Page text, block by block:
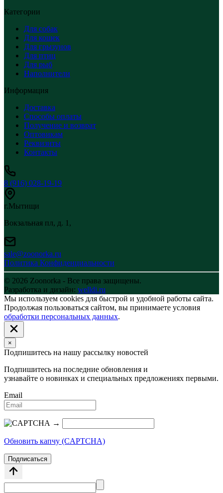
Категории
Для собак
Для кошек
Для грызунов
Для птиц
Для рыб
Наполнители
Информация
Доставка
Способы оплаты
Получение и возврат
Оптовикам
Реквизиты
Контакты
8 (916) 028-19-19
г.Мытищи
Вокзальная пл, д. 1,
sale@zoonorka.ru
Политика Конфиденциальности
© 2026 Zoonorka - Все права защищены.
Разработка и дизайн: welldi.ru
Мы используем cookies для быстрой и удобной работы сайта.
Продолжая пользоваться сайтом, вы принимаете условия
обработки персональных данных.
×
Подпишитесь на нашу рассылку новостей
Подпишитесь на последние обновления и
узнавайте о новинках и специальных предложениях первыми.
Email
→
Обновить капчу (CAPTCHA)
Подписаться